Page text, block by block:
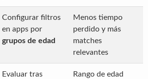
Configurar filtros
en apps por
grupos de edad
Menos tiempo
perdido y más
matches
relevantes
Evaluar tras
Rango de edad